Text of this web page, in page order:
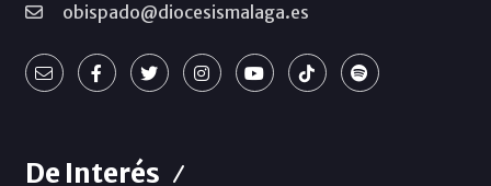
obispado@diocesismalaga.es
De Interés